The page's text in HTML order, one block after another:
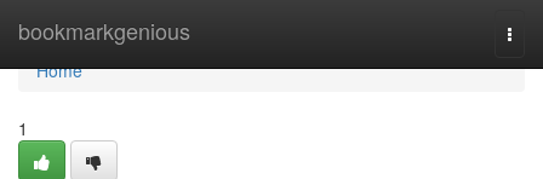
bookmarkgenious
Home
Home
1